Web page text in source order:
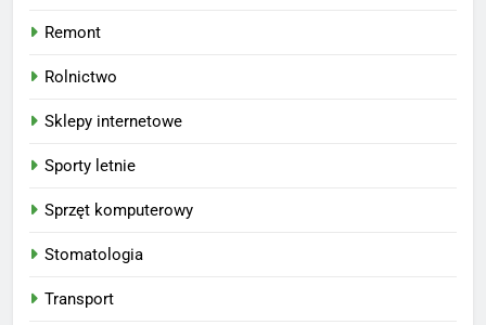
Remont
Rolnictwo
Sklepy internetowe
Sporty letnie
Sprzęt komputerowy
Stomatologia
Transport